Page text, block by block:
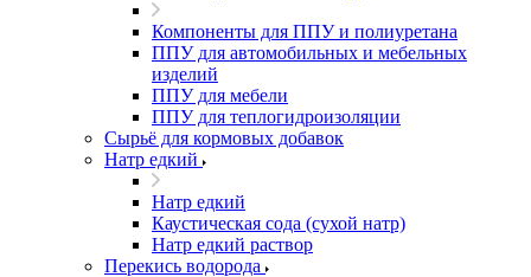
Компоненты для ППУ и полиуретана
ППУ для автомобильных и мебельных
изделий
ППУ для мебели
ППУ для теплогидроизоляции
Сырьё для кормовых добавок
Натр едкий
Натр едкий
Каустическая сода (сухой натр)
Натр едкий раствор
Перекись водорода